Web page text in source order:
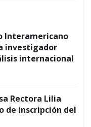
Interamericano
investigador
internacional
Rectora Lilia
de inscripción del